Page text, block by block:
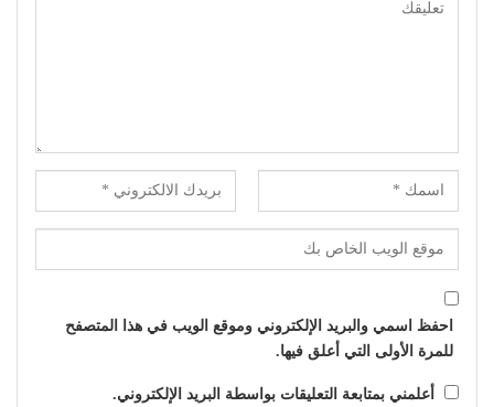
احفظ اسمي والبريد الإلكتروني وموقع الويب في هذا المتصفح
للمرة الأولى التي أعلق فيها.
أعلمني بمتابعة التعليقات بواسطة البريد الإلكتروني.